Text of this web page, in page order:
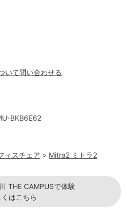
BKB6E62
ィスチェア > Mitra2 ミトラ2
いて問い合わせる
THE CAMPUSで体験
はこちら